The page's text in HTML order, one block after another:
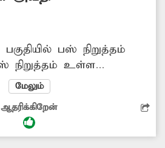
பஸ் நிறுத்தம்
நிறுத்தம் உள்ள
ஜல்லி கற்கள் பெயர்ந்து,
காணப்படுகிறது.
செல்லும் வாகன
சிக்கும் அபாயம் உள்ளது.
மேலும்
ஆதரிக்கிறேன்